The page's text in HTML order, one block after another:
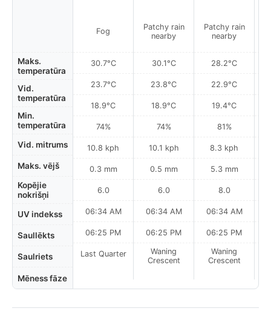
Maks.
temperatūra
Vid.
temperatūra
Min.
temperatūra
Vid. mitrums
Maks. vējš
Kopējie
nokrišņi
UV indekss
Saullēkts
Saulriets
Mēness fāze
Fog
30.7°C
23.7°C
18.9°C
74%
10.8 kph
0.3 mm
6.0
06:34 AM
06:25 PM
Last Quarter
Patchy rain
nearby
30.1°C
23.8°C
18.9°C
74%
10.1 kph
0.5 mm
6.0
06:34 AM
06:25 PM
Waning
Crescent
Patchy rain
nearby
28.2°C
22.9°C
19.4°C
81%
8.3 kph
5.3 mm
8.0
06:34 AM
06:25 PM
Waning
Crescent